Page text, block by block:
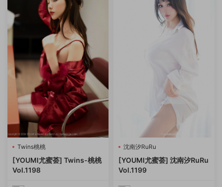
Twins桃桃
[YOUMI尤蜜荟] Twins-桃桃
Vol.1198
沈南汐RuRu
[YOUMI尤蜜荟] 沈南汐RuRu
Vol.1199